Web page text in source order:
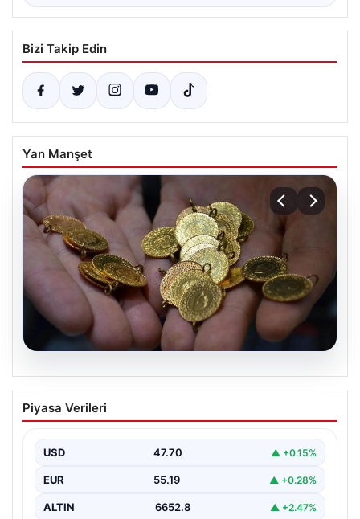
Bizi Takip Edin
Yan Manşet
06.08.2026
Altın fiyatları canlı 14 Nisan 2026: Altın
fiyatları ne kadar oldu? Gram, çeyrek,
fiyatları
Piyasa Verileri
USD 47.70 ▲ +0.15%
EUR 55.19 ▲ +0.28%
ALTIN 6652.8 ▲ +2.47%